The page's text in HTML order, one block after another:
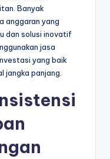
Banyak
anggaran yang
dan solusi inovatif
jasa
yang baik
jangka panjang.